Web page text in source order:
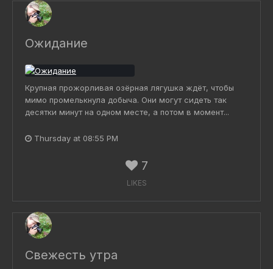
Ожидание
Крупная прожорливая озёрная лягушка ждёт, чтобы
мимо промелькнула добыча. Они могут сидеть так
десятки минут на одном месте, а потом в момент...
Thursday at 08:55 PM
7
LIKES
Свежесть утра